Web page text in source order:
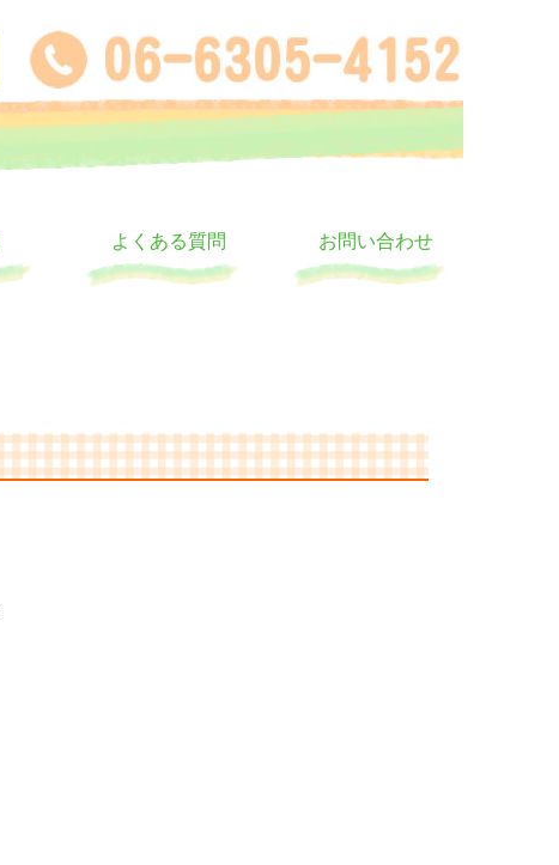
よくある質問 お問い合わせ